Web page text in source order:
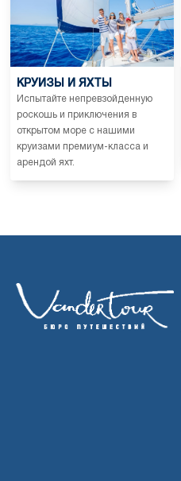
КРУИЗЫ И ЯХТЫ
Испытайте непревзойденную
роскошь и приключения в
открытом море с нашими
круизами премиум-класса и
арендой яхт.